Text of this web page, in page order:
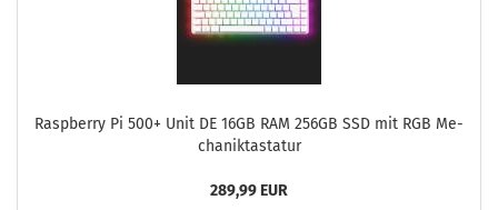
Raspber­ry Pi 500+ Unit DE 16GB RAM 256GB SSD mit RGB Me­
cha­nik­tas­ta­tur
289,99 EUR